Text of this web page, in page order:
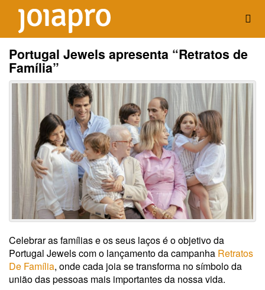
Portugal Jewels apresenta “Retratos de
Família”
Celebrar as famílias e os seus laços é o objetivo da
Portugal Jewels com o lançamento da campanha Retratos
De Família, onde cada joia se transforma no símbolo da
união das pessoas mais importantes da nossa vida.